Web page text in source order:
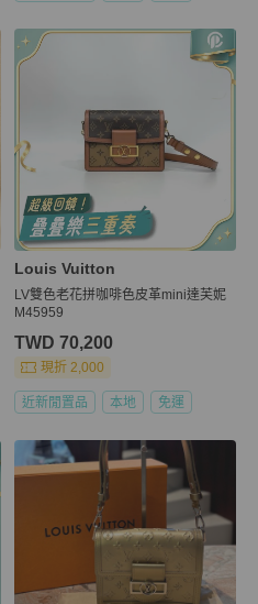
Louis Vuitton
LV雙色老花拼咖啡色皮革mini達芙妮
M45959
TWD 70,200
現折 2,000
近新閒置品 本地 免運